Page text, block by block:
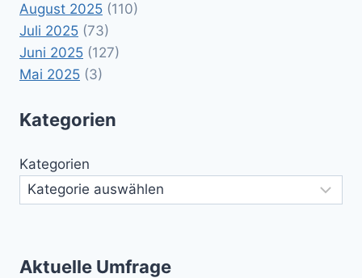
August 2025 (110)
Juli 2025 (73)
Juni 2025 (127)
Mai 2025 (3)
Kategorien
Kategorien
Aktuelle Umfrage